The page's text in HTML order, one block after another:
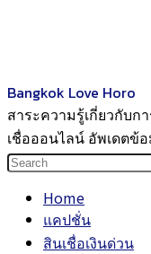
Bangkok Love Horo
สาระความรู้เกี่ยวกับก
เชื่อออนไลน์ อัพเดตข้
Home
แคปชั่น
สินเชื่อเงินด่วน